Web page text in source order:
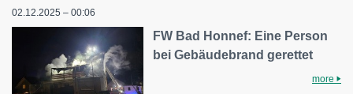
02.12.2025 – 00:06
FW Bad Honnef: Eine Person
bei Gebäudebrand gerettet
more